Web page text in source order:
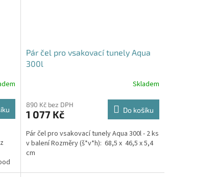
Pár čel pro vsakovací tunely Aqua
300l
Skladem
890 Kč bez DPH
1 077 Kč Do košíku
Pár čel pro vsakovací tunely Aqua 300l - 2 ks
v balení Rozměry (š*v*h): 68,5 x 46,5 x 5,4
cm